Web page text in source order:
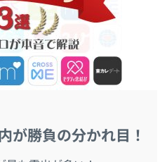
が勝負の分かれ目！